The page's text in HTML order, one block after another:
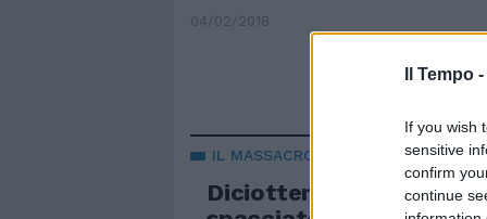
Il Tempo -
If you wish
sensitive
confirm
continue
04/02/2018
IL MASSACRO DI MACERATA
Diciottenne fatta a